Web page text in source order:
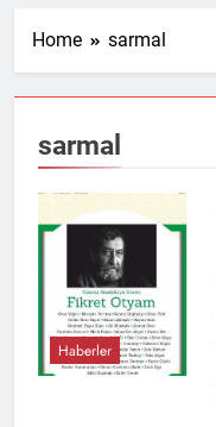
Home sarmal
sarmal
Haberler